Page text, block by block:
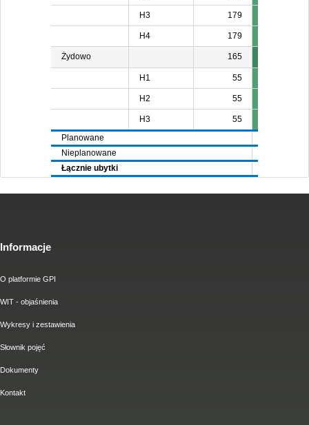
H3 179
H4 179
Żydowo 165
H1 55
H2 55
H3
55
Planowane
Nieplanowane
Łącznie ubytki
Informacje
O platformie GPI
WIT - objaśnienia
Wykresy i zestawienia
Słownik pojęć
Dokumenty
Kontakt